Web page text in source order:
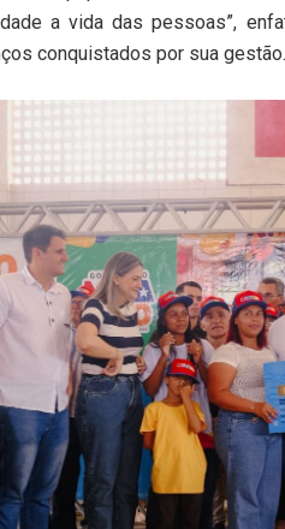
a vida das pessoas”,
conquistados por sua gestão.